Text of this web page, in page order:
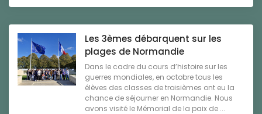
Les 3èmes débarquent sur les
plages de Normandie
Dans le cadre du cours d’histoire sur les
guerres mondiales, en octobre tous les
élèves des classes de troisièmes ont eu la
chance de séjourner en Normandie. Nous
avons visité le Mémorial de la paix de ...